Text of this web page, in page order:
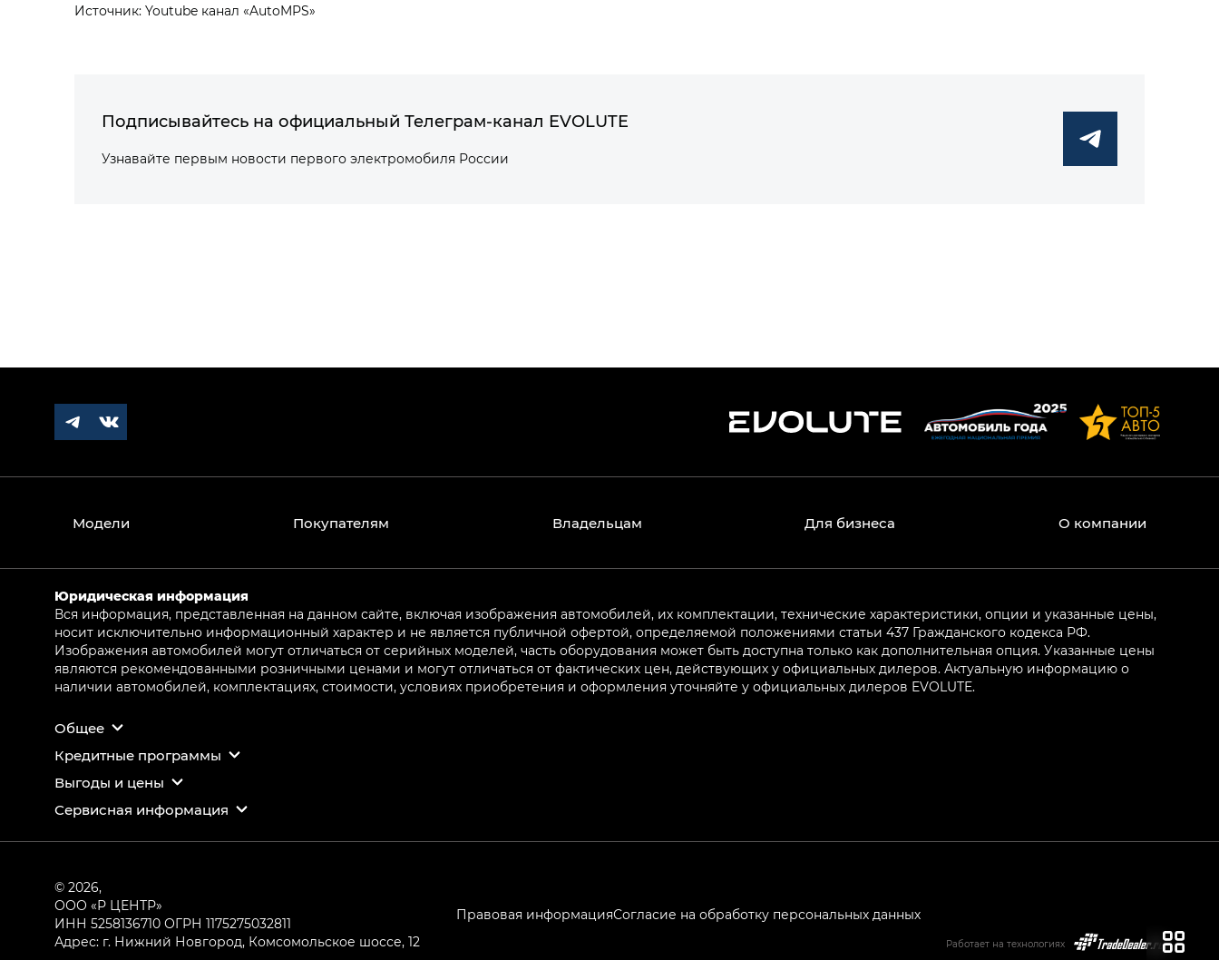
Источник: Youtube канал «AutoMPS»
Подписывайтесь на официальный Телеграм-канал EVOLUTE
Узнавайте первым новости первого электромобиля России
Модели Покупателям Владельцам Для бизнеса О компании
Юридическая информация
Вся информация, представленная на данном сайте, включая изображения автомобилей, их комплектации, технические характеристики, опции и указанные цены,
носит исключительно информационный характер и не является публичной офертой, определяемой положениями статьи 437 Гражданского кодекса РФ.
Изображения автомобилей могут отличаться от серийных моделей, часть оборудования может быть доступна только как дополнительная опция. Указанные цены
являются рекомендованными розничными ценами и могут отличаться от фактических цен, действующих у официальных дилеров. Актуальную информацию о
наличии автомобилей, комплектациях, стоимости, условиях приобретения и оформления уточняйте у официальных дилеров EVOLUTE.
Общее
Кредитные программы
Выгоды и цены
Сервисная информация
© 2026,
ООО «Р ЦЕНТР»
ИНН 5258136710 ОГРН 1175275032811
Адрес: г. Нижний Новгород, Комсомольское шоссе, 12
Правовая информацияСогласие на обработку персональных данных
Работает на технологиях